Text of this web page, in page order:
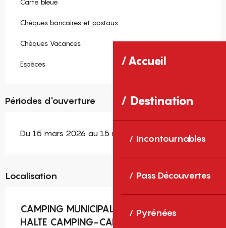
Accueil
Destination
Incontournables
Pass Découvertes
Pyrénées
Chèques bancaires et postaux
Chèques Vacances
Espèces
Périodes d'ouverture
Du 15 mars 2026 au 15 novembre 2026
Localisation
CAMPING MUNICIPAL LES RIVES DU LAC -
HALTE CAMPING-CAR